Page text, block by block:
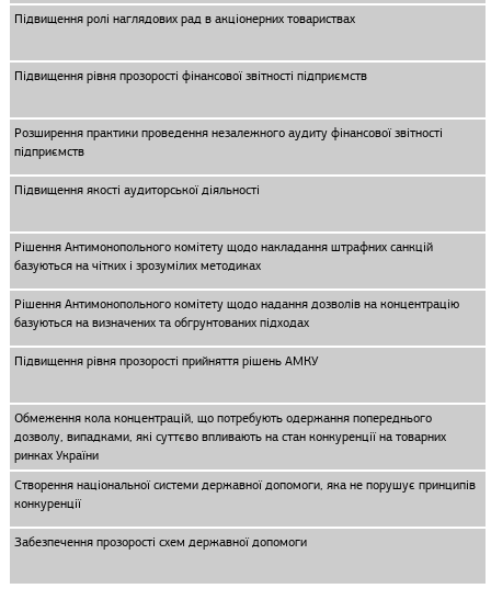
Підвищення ролі наглядових рад в акціонерних товариствах
Підвищення рівня прозорості фінансової звітності підприємств
Розширення практики проведення незалежного аудиту фінансової звітності
підприємств
Підвищення якості аудиторської діяльності
Рішення Антимонопольного комітету щодо накладання штрафних санкцій
базуються на чітких і зрозумілих методиках
Рішення Антимонопольного комітету щодо надання дозволів на концентрацію
базуються на визначених та обгрунтованих підходах
Підвищення рівня прозорості прийняття рішень АМКУ
Обмеження кола концентрацій, що потребують одержання попереднього
дозволу, випадками, які суттєво впливають на стан конкуренції на товарних
ринках України
Створення національної системи державної допомоги, яка не порушує принципів
конкуренції
Забезпечення прозорості схем державної допомоги